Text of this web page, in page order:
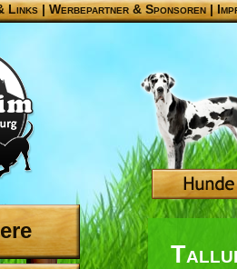
Links|Werbepartner & Sponsoren|